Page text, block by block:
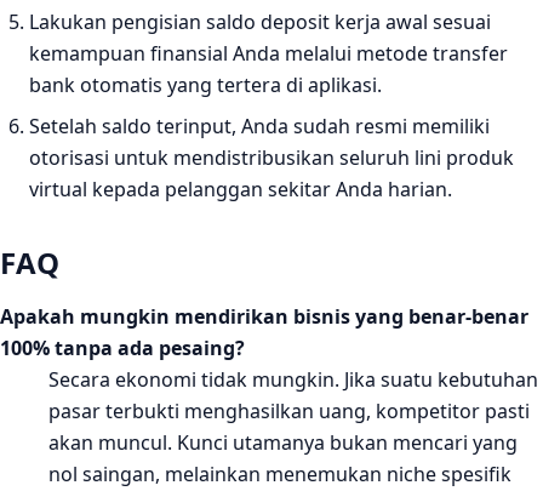
Lakukan pengisian saldo deposit kerja awal sesuai
kemampuan finansial Anda melalui metode transfer
bank otomatis yang tertera di aplikasi.
Setelah saldo terinput, Anda sudah resmi memiliki
otorisasi untuk mendistribusikan seluruh lini produk
virtual kepada pelanggan sekitar Anda harian.
FAQ
Apakah mungkin mendirikan bisnis yang benar-benar
100% tanpa ada pesaing?
Secara ekonomi tidak mungkin. Jika suatu kebutuhan
pasar terbukti menghasilkan uang, kompetitor pasti
akan muncul. Kunci utamanya bukan mencari yang
nol saingan, melainkan menemukan niche spesifik